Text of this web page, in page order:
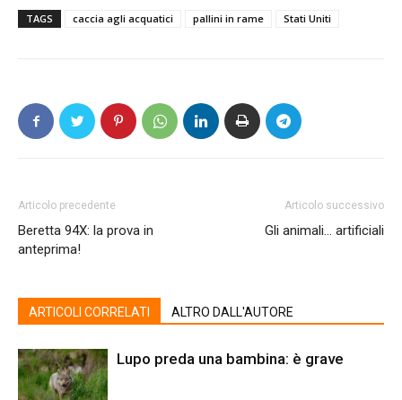
TAGS caccia agli acquatici pallini in rame Stati Uniti
Articolo precedente
Beretta 94X: la prova in
anteprima!
Articolo successivo
Gli animali… artificiali
ARTICOLI CORRELATI ALTRO DALL'AUTORE
Lupo preda una bambina: è grave